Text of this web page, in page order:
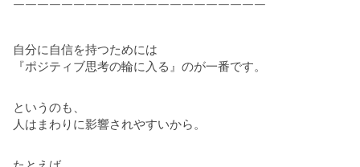
￣￣￣￣￣￣￣￣￣￣￣￣￣￣￣￣￣￣￣￣￣
自分に自信を持つためには
『ポジティブ思考の輪に入る』のが一番です。
というのも、
人はまわりに影響されやすいから。